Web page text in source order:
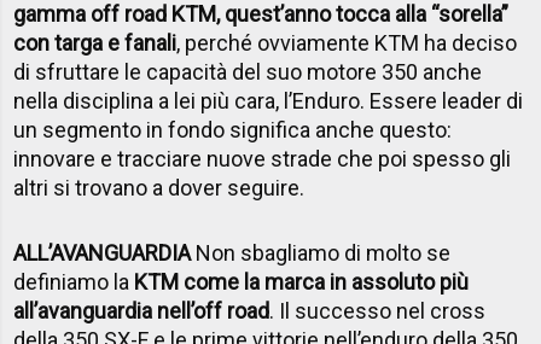
gamma off road KTM, quest’anno tocca alla “sorella”
con targa e fanali, perché ovviamente KTM ha deciso
di sfruttare le capacità del suo motore 350 anche
nella disciplina a lei più cara, l’Enduro. Essere leader di
un segmento in fondo significa anche questo:
innovare e tracciare nuove strade che poi spesso gli
altri si trovano a dover seguire.
ALL’AVANGUARDIANon sbagliamo di molto se
definiamo la KTM come la marca in assoluto più
all’avanguardia nell’off road. Il successo nel cross